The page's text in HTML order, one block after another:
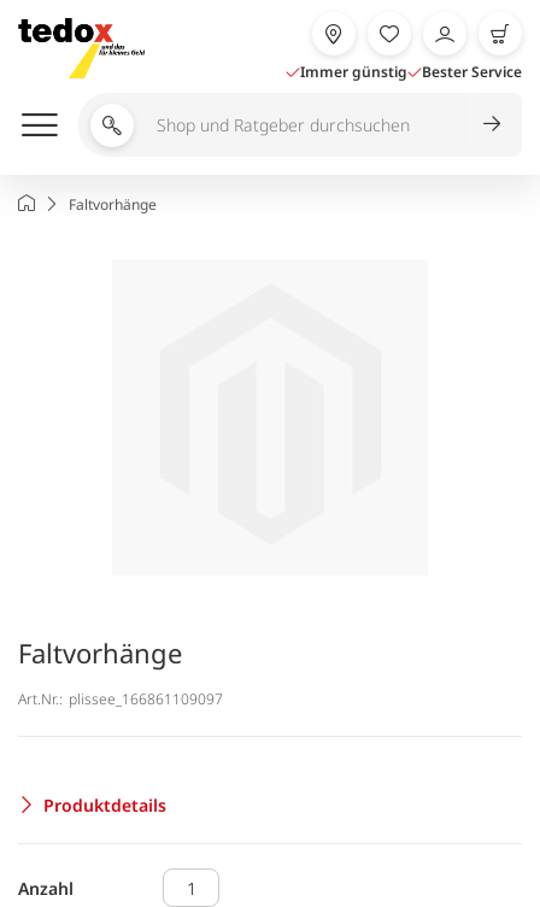
Inhalt
springen
Immer günstig Bester Service
Shop
durchsuchen
StartseiteFaltvorhänge
Faltvorhänge
Art.Nr.: plissee_166861109097
Produktdetails
Anzahl